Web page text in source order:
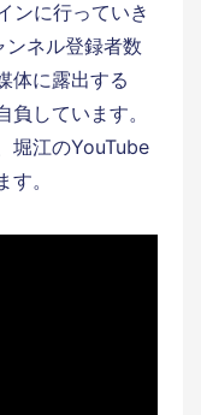
ンに行っていき
ンネル登録者数
体に露出する
しています。
堀江のYouTube
。